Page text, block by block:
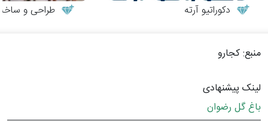
دکوراتیو آرته طراحی و ساخت
منبع: کجارو
لینک پیشنهادی
باغ گل رضوان